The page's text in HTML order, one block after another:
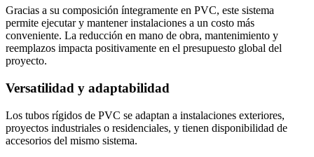
Gracias a su composición íntegramente en PVC, este sistema
permite ejecutar y mantener instalaciones a un costo más
conveniente. La reducción en mano de obra, mantenimiento y
reemplazos impacta positivamente en el presupuesto global del
proyecto.
Versatilidad y adaptabilidad
Los tubos rígidos de PVC se adaptan a instalaciones exteriores,
proyectos industriales o residenciales, y tienen disponibilidad de
accesorios del mismo sistema.